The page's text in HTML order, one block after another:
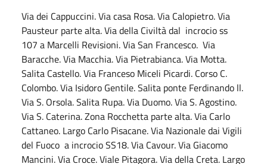
Via dei Cappuccini. Via casa Rosa. Via Calopietro. Via
Pausteur parte alta. Via della Civiltà dal incrocio ss
107 a Marcelli Revisioni. Via San Francesco. Via
Baracche. Via Macchia. Via Pietrabianca. Via Motta.
Salita Castello. Via Franceso Miceli Picardi. Corso C.
Colombo. Via Isidoro Gentile. Salita ponte Ferdinando ll.
Via S. Orsola. Salita Rupa. Via Duomo. Via S. Agostino.
Via S. Caterina. Zona Rocchetta parte alta. Via Carlo
Cattaneo. Largo Carlo Pisacane. Via Nazionale dai Vigili
del Fuoco a incrocio SS18. Via Cavour. Via Giacomo
Mancini. Via Croce. Viale Pitagora. Via della Creta. Largo